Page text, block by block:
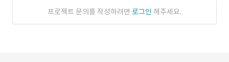
프로젝트 문의를 작성하려면 로그인 해주세요.